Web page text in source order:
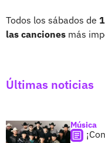
Todos los sábados de
las canciones más
Últimas noticias
Música